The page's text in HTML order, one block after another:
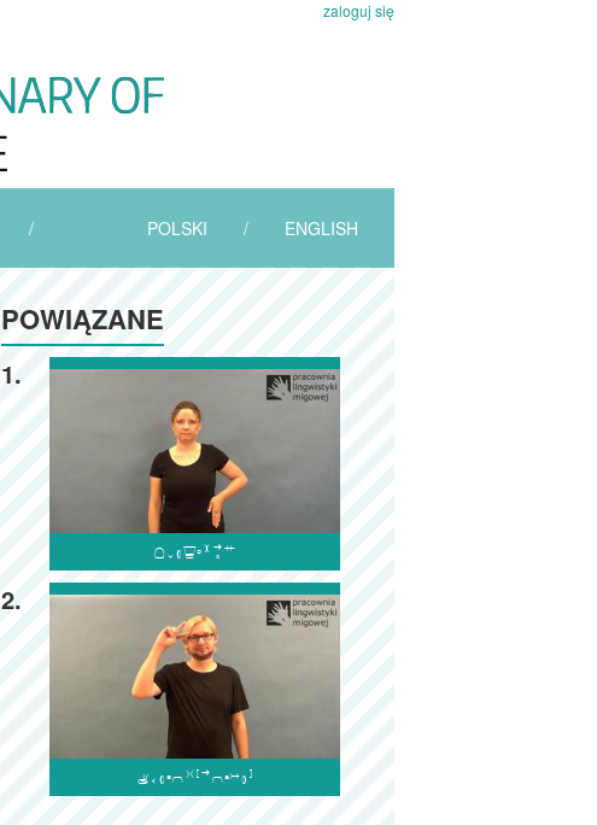
zaloguj się
/ POLSKI / ENGLISH
POWIĄZANE
1.

2.
